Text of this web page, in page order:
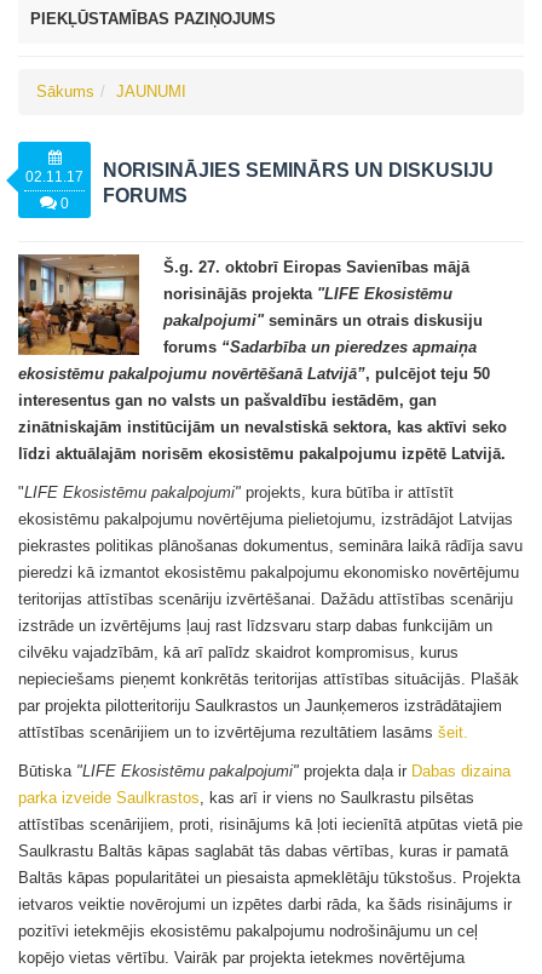
PIEKĻŪSTAMĪBAS PAZIŅOJUMS
Sākums JAUNUMI
02.11.17
0
NORISINĀJIES SEMINĀRS UN DISKUSIJU
FORUMS
Š.g. 27. oktobrī Eiropas Savienības mājā
norisinājās projekta "LIFE Ekosistēmu
pakalpojumi"seminārs un otrais diskusiju
forums “Sadarbība un pieredzes apmaiņa
ekosistēmu pakalpojumu novērtēšanā Latvijā”, pulcējot teju 50
interesentus gan no valsts un pašvaldību iestādēm, gan
zinātniskajām institūcijām un nevalstiskā sektora, kas aktīvi seko
līdzi aktuālajām norisēm ekosistēmu pakalpojumu izpētē Latvijā.
"LIFE Ekosistēmu pakalpojumi" projekts, kura būtība ir attīstīt
ekosistēmu pakalpojumu novērtējuma pielietojumu, izstrādājot Latvijas
piekrastes politikas plānošanas dokumentus, semināra laikā rādīja savu
pieredzi kā izmantot ekosistēmu pakalpojumu ekonomisko novērtējumu
teritorijas attīstības scenāriju izvērtēšanai. Dažādu attīstības scenāriju
izstrāde un izvērtējums ļauj rast līdzsvaru starp dabas funkcijām un
cilvēku vajadzībām, kā arī palīdz skaidrot kompromisus, kurus
nepieciešams pieņemt konkrētās teritorijas attīstības situācijās. Plašāk
par projekta pilotteritoriju Saulkrastos un Jaunķemeros izstrādātajiem
attīstības scenārijiem un to izvērtējuma rezultātiem lasāms šeit.
Būtiska "LIFE Ekosistēmu pakalpojumi" projekta daļa ir Dabas dizaina
parka izveide Saulkrastos, kas arī ir viens no Saulkrastu pilsētas
attīstības scenārijiem, proti, risinājums kā ļoti iecienītā atpūtas vietā pie
Saulkrastu Baltās kāpas saglabāt tās dabas vērtības, kuras ir pamatā
Baltās kāpas popularitātei un piesaista apmeklētāju tūkstošus. Projekta
ietvaros veiktie novērojumi un izpētes darbi rāda, ka šāds risinājums ir
pozitīvi ietekmējis ekosistēmu pakalpojumu nodrošinājumu un ceļ
kopējo vietas vērtību. Vairāk par projekta ietekmes novērtējuma